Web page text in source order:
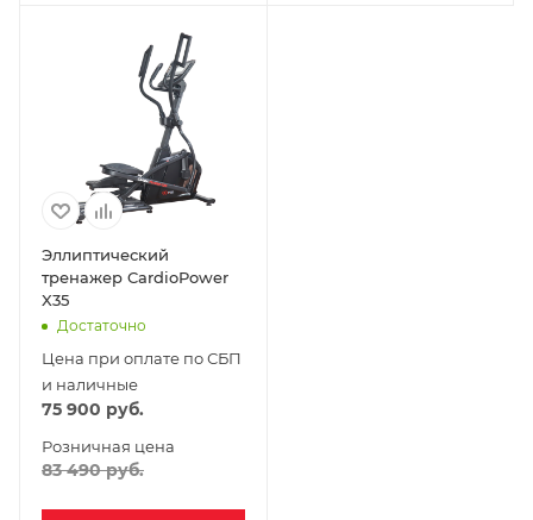
Эллиптический
тренажер CardioPower
X35
Достаточно
Цена при оплате по СБП
и наличные
75 900 руб.
Розничная цена
83 490руб.